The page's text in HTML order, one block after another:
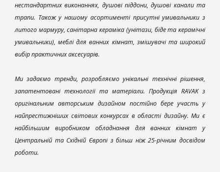
нестандартних виконаннях, душові піддони, душові канали та
трапи. Також у нашому асортименті присутні умивальники з
литого мармуру, санітарна кераміка (унітази, біде та керамічні
умивальники), меблі для ванних кімнат, змішувачі та широкий
вибір практичних аксесуарів.
Ми задаємо тренди, розробляємо унікальні технічні рішення,
запатентовані технології та матеріали. Продукція RAVAK з
оригінальним авторським дизайном постійно бере участь у
найпрестижніших світових конкурсах в області дизайну. Ми є
найбільшим виробником обладнання для ванних кімнат у
Центральній та Східній Європі з більш ніж 25-річним досвідом
роботи.